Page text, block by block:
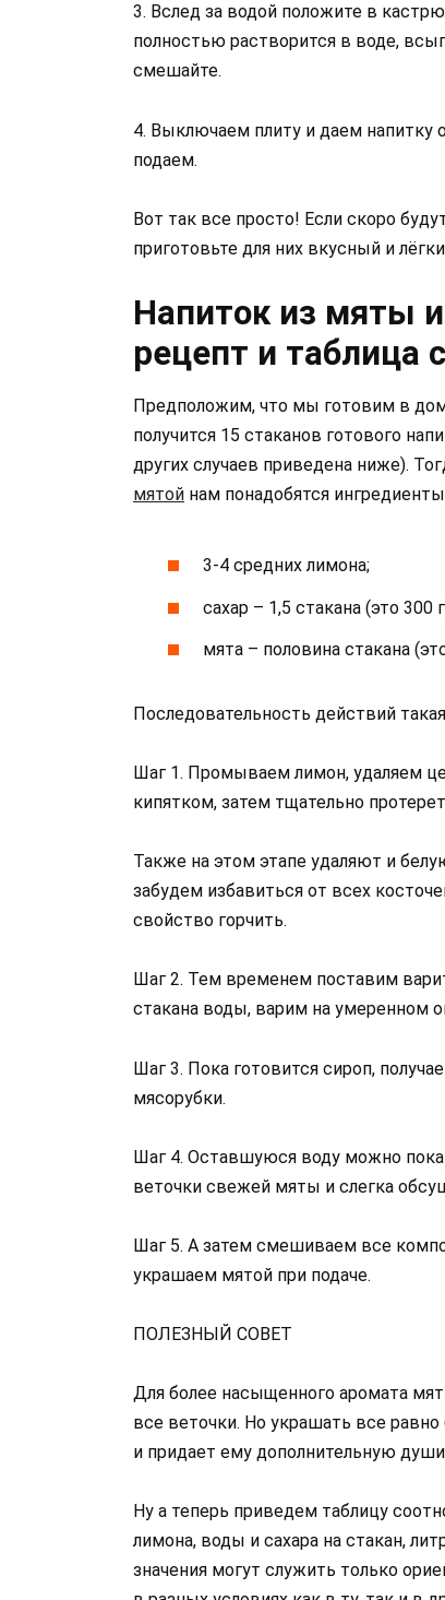
3. Вслед за водой положите в
полностью растворится в воде,
смешайте.
4. Выключаем плиту и даем напитку
подаем.
Вот так все просто! Если скоро
приготовьте для них вкусный и
Напиток из мяты
рецепт и таблица
Предположим, что мы готовим в
получится 15 стаканов готового
других случаев приведена ниже).
мятой нам понадобятся
3-4 средних лимона;
сахар – 1,5 стакана (это 300
мята – половина стакана
Последовательность действий
Шаг 1. Промываем лимон, удаляем
кипятком, затем тщательно
Также на этом этапе удаляют и
забудем избавиться от всех
свойство горчить.
Шаг 2. Тем временем поставим
стакана воды, варим на умеренном
Шаг 3. Пока готовится сироп,
мясорубки.
Шаг 4. Оставшуюся воду можно
веточки свежей мяты и слегка
Шаг 5. А затем смешиваем все
украшаем мятой при подаче.
ПОЛЕЗНЫЙ СОВЕТ
Для более насыщенного аромата
все веточки. Но украшать все
и придает ему дополнительную
Ну а теперь приведем таблицу
лимона, воды и сахара на стакан,
значения могут служить только